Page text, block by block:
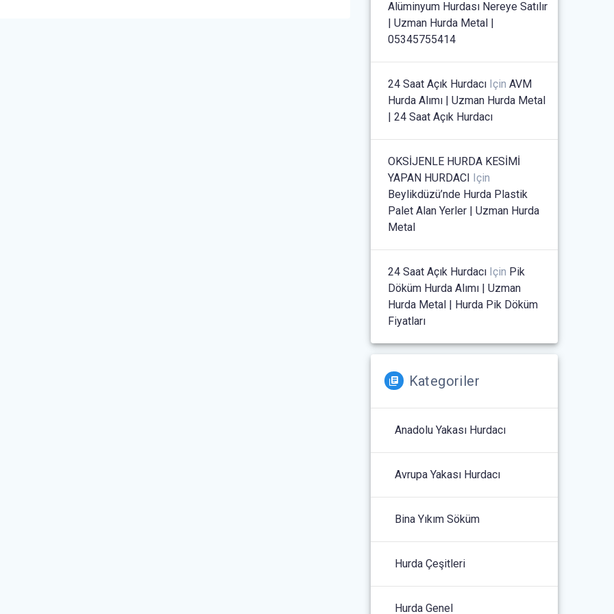
Alüminyum Hurdası Nereye Satılır
| Uzman Hurda Metal |
05345755414
24 Saat Açık Hurdacı IçinAVM
Hurda Alımı | Uzman Hurda Metal
| 24 Saat Açık Hurdacı
OKSİJENLE HURDA KESİMİ
YAPAN HURDACI Için
Beylikdüzü’nde Hurda Plastik
Palet Alan Yerler | Uzman Hurda
Metal
24 Saat Açık Hurdacı Için Pik
Döküm Hurda Alımı | Uzman
Hurda Metal | Hurda Pik Döküm
Fiyatları
Kategoriler
Anadolu Yakası Hurdacı
Avrupa Yakası Hurdacı
Bina Yıkım Söküm
Hurda Çeşitleri
Hurda Genel